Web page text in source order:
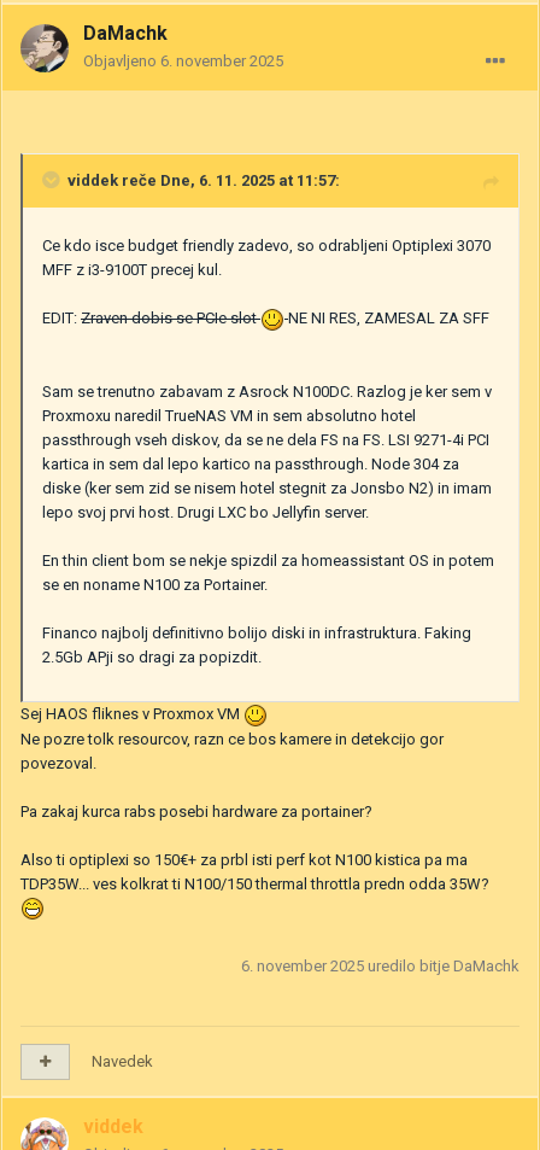
DaMachk
Objavljeno 6. november 2025
viddek reče Dne, 6. 11. 2025 at 11:57:
Ce kdo isce budget friendly zadevo, so odrabljeni Optiplexi 3070
MFF z i3-9100T precej kul.
EDIT: Zraven dobis se PCIe slot NE NI RES, ZAMESAL ZA SFF
Sam se trenutno zabavam z Asrock N100DC. Razlog je ker sem v
Proxmoxu naredil TrueNAS VM in sem absolutno hotel
passthrough vseh diskov, da se ne dela FS na FS. LSI 9271-4i PCI
kartica in sem dal lepo kartico na passthrough. Node 304 za
diske (ker sem zid se nisem hotel stegnit za Jonsbo N2) in imam
lepo svoj prvi host. Drugi LXC bo Jellyfin server.
En thin client bom se nekje spizdil za homeassistant OS in potem
se en noname N100 za Portainer.
Financo najbolj definitivno bolijo diski in infrastruktura. Faking
2.5Gb APji so dragi za popizdit.
Sej HAOS fliknes v Proxmox VM
Ne pozre tolk resourcov, razn ce bos kamere in detekcijo gor
povezoval.
Pa zakaj kurca rabs posebi hardware za portainer?
Also ti optiplexi so 150€+ za prbl isti perf kot N100 kistica pa ma
TDP35W... ves kolkrat ti N100/150 thermal throttla predn odda 35W?
6. november 2025 uredilo bitje DaMachk
Navedek
viddek